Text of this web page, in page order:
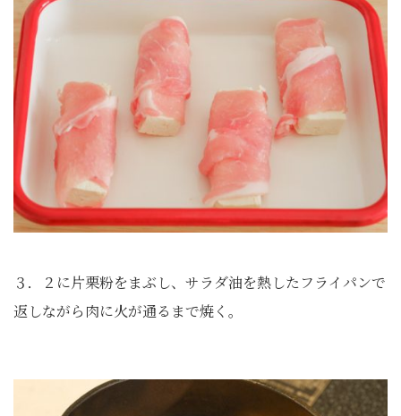
３．２に片栗粉をまぶし、サラダ油を熱したフライパンで
返しながら肉に火が通るまで焼く。